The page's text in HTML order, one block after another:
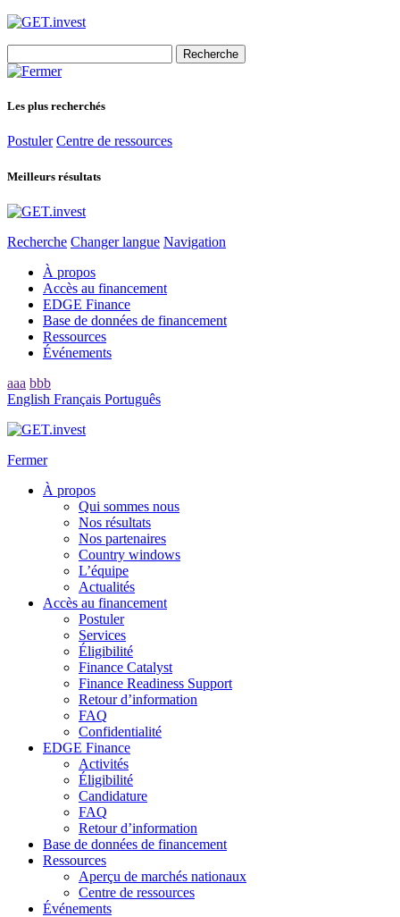
for:
Les plus recherchés
Postuler Centre de ressources
Meilleurs résultats
Recherche Changer langue Navigation
À propos
Accès au financement
EDGE Finance
Base de données de financement
Ressources
Événements
aaa bbb
English Français Português
Fermer
À propos
Qui sommes nous
Nos résultats
Nos partenaires
Country windows
L’équipe
Actualités
Accès au financement
Postuler
Services
Éligibilité
Finance Catalyst
Finance Readiness Support
Retour d’information
FAQ
Confidentialité
EDGE Finance
Activités
Éligibilité
Candidature
FAQ
Retour d’information
Base de données de financement
Ressources
Aperçu de marchés nationaux
Centre de ressources
Événements